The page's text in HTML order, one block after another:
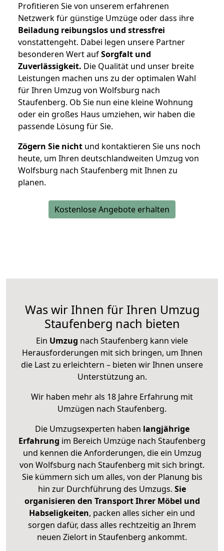
Profitieren Sie von unserem erfahrenen
Netzwerk für günstige Umzüge oder dass ihre
Beiladung reibungslos und stressfrei
vonstattengeht. Dabei legen unsere Partner
besonderen Wert aufSorgfalt und
Zuverlässigkeit. Die Qualität und unser breite
Leistungen machen uns zu der optimalen Wahl
für Ihren Umzug von Wolfsburg nach
Staufenberg. Ob Sie nun eine kleine Wohnung
oder ein großes Haus umziehen, wir haben die
passende Lösung für Sie.
Zögern Sie nicht und kontaktieren Sie uns noch
heute, um Ihren deutschlandweiten Umzug von
Wolfsburg nach Staufenberg mit Ihnen zu
planen.
Kostenlose Angebote erhalten
Was wir Ihnen für Ihren Umzug
Staufenberg nach bieten
Ein Umzug nach Staufenberg kann viele
Herausforderungen mit sich bringen, um Ihnen
die Last zu erleichtern – bieten wir Ihnen unsere
Unterstützung an.
Wir haben mehr als 18 Jahre Erfahrung mit
Umzügen nach Staufenberg.
Die Umzugsexperten haben langjährige
Erfahrung im Bereich Umzüge nach Staufenberg
und kennen die Anforderungen, die ein Umzug
von Wolfsburg nach Staufenberg mit sich bringt.
Sie kümmern sich um alles, von der Planung bis
hin zur Durchführung des Umzugs. Sie
organisieren den Transport Ihrer Möbel und
Habseligkeiten, packen alles sicher ein und
sorgen dafür, dass alles rechtzeitig an Ihrem
neuen Zielort in Staufenberg ankommt.